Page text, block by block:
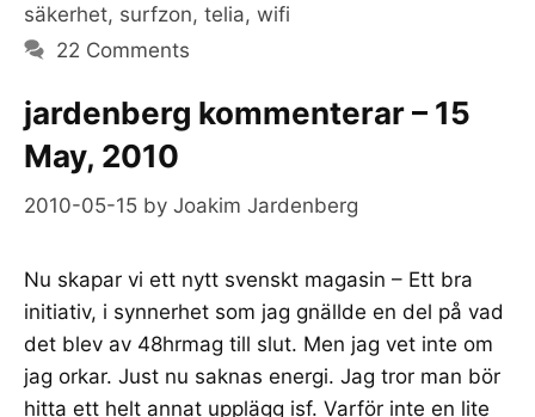
säkerhet, surfzon, telia, wifi
22 Comments
jardenberg kommenterar – 15
May, 2010
2010-05-15 by Joakim Jardenberg
Nu skapar vi ett nytt svenskt magasin – Ett bra
initiativ, i synnerhet som jag gnällde en del på vad
det blev av 48hrmag till slut. Men jag vet inte om
jag orkar. Just nu saknas energi. Jag tror man bör
hitta ett helt annat upplägg isf. Varför inte en lite